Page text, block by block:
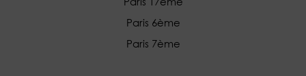
Paris 6ème
Paris 7ème